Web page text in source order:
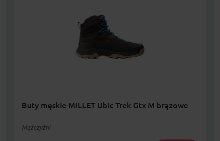
Buty męskie MILLET Ubic Trek Gtx M brązowe
Mężczyźni